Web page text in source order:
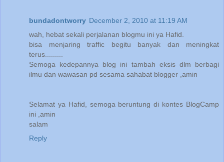
bundadontworry December 2, 2010 at 11:19 AM
wah, hebat sekali perjalanan blogmu ini ya Hafid.
bisa menjaring traffic begitu banyak dan meningkat
terus.........
Semoga kedepannya blog ini tambah eksis dlm berbagi
ilmu dan wawasan pd sesama sahabat blogger ,amin
Selamat ya Hafid, semoga beruntung di kontes BlogCamp
ini ,amin
salam
Reply